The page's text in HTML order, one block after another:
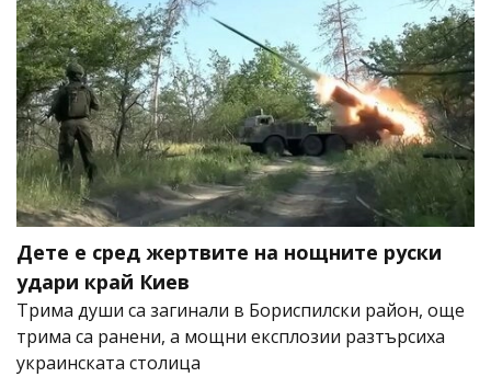
Дете е сред жертвите на нощните руски
удари край Киев
Трима души са загинали в Бориспилски район, още
трима са ранени, а мощни експлозии разтърсиха
украинската столица